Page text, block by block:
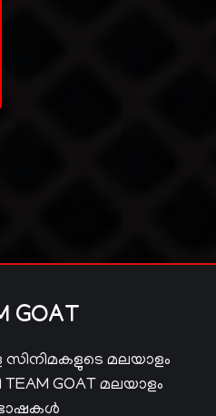
GOAT
സിനിമകളുടെ മലയാളം
GOAT മലയാളം